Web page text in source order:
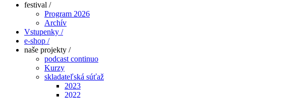
festival /
Program 2026
Archív
Vstupenky /
e-shop /
naše projekty /
podcast continuo
Kurzy
skladateľská súťaž
2023
2022